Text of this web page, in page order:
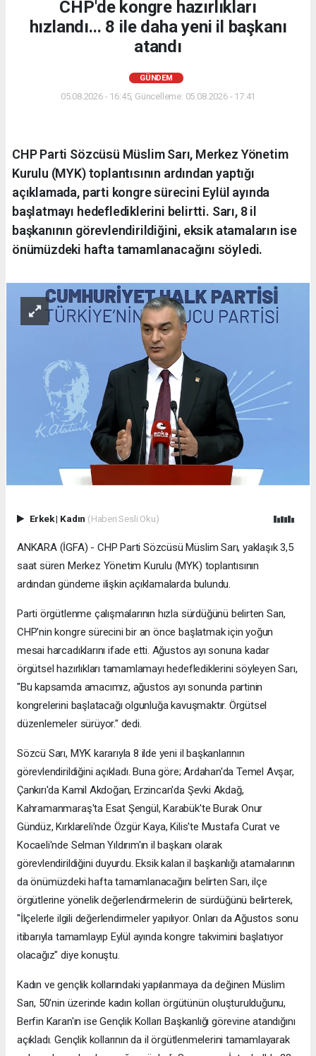
CHP'de kongre hazırlıkları
hızlandı... 8 ile daha yeni il başkanı
atandı
GÜNDEM
05.08.2026 - 16:45, Güncelleme: 05.08.2026 - 17:41
CHP Parti Sözcüsü Müslim Sarı, Merkez Yönetim
Kurulu (MYK) toplantısının ardından yaptığı
açıklamada, parti kongre sürecini Eylül ayında
başlatmayı hedeflediklerini belirtti. Sarı, 8 il
başkanının görevlendirildiğini, eksik atamaların ise
önümüzdeki hafta tamamlanacağını söyledi.
Erkek| Kadın (Haberi Sesli Oku)
ANKARA (İGFA) - CHP Parti Sözcüsü Müslim Sarı, yaklaşık 3,5
saat süren Merkez Yönetim Kurulu (MYK) toplantısının
ardından gündeme ilişkin açıklamalarda bulundu.
Parti örgütlenme çalışmalarının hızla sürdüğünü belirten Sarı,
CHP'nin kongre sürecini bir an önce başlatmak için yoğun
mesai harcadıklarını ifade etti. Ağustos ayı sonuna kadar
örgütsel hazırlıkları tamamlamayı hedeflediklerini söyleyen Sarı,
"Bu kapsamda amacımız, ağustos ayı sonunda partinin
kongrelerini başlatacağı olgunluğa kavuşmaktır. Örgütsel
düzenlemeler sürüyor." dedi.
Sözcü Sarı, MYK kararıyla 8 ilde yeni il başkanlarının
görevlendirildiğini açıkladı. Buna göre; Ardahan'da Temel Avşar,
Çankırı'da Kamil Akdoğan, Erzincan'da Şevki Akdağ,
Kahramanmaraş'ta Esat Şengül, Karabük'te Burak Onur
Gündüz, Kırklareli'nde Özgür Kaya, Kilis'te Mustafa Curat ve
Kocaeli'nde Selman Yıldırım'ın il başkanı olarak
görevlendirildiğini duyurdu. Eksik kalan il başkanlığı atamalarının
da önümüzdeki hafta tamamlanacağını belirten Sarı, ilçe
örgütlerine yönelik değerlendirmelerin de sürdüğünü belirterek,
"İlçelerle ilgili değerlendirmeler yapılıyor. Onları da Ağustos sonu
itibarıyla tamamlayıp Eylül ayında kongre takvimini başlatıyor
olacağız" diye konuştu.
Kadın ve gençlik kollarındaki yapılanmaya da değinen Müslim
Sarı, 50'nin üzerinde kadın kolları örgütünün oluşturulduğunu,
Berfin Karan'ın ise Gençlik Kolları Başkanlığı görevine atandığını
açıkladı. Gençlik kollarının da il örgütlenmelerini tamamlayarak